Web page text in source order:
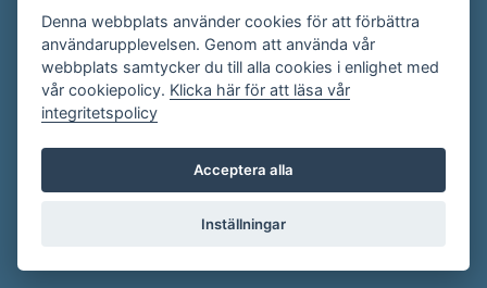
Har du frågor om evenemangskalendern? Mejla oss på
evenemang@visitgotland.se.
Cookies
Villkor
Skapa konto
Denna webbplats använder cookies för att förbättra
användarupplevelsen. Genom att använda vår
webbplats samtycker du till alla cookies i enlighet med
vår cookiepolicy. Klicka här för att läsa vår
integritetspolicy
Acceptera alla
Inställningar